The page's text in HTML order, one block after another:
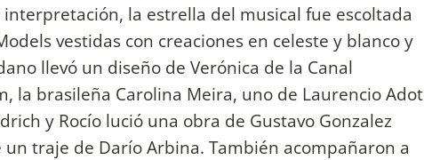
la estrella del musical fue escoltada
vestidas con creaciones en celeste y blanco y
llevó un diseño de Verónica de la Canal
la brasileña Carolina Meira, uno de Laurencio Adot
y Rocío lució una obra de Gustavo Gonzalez
traje de Darío Arbina. También acompañaron a